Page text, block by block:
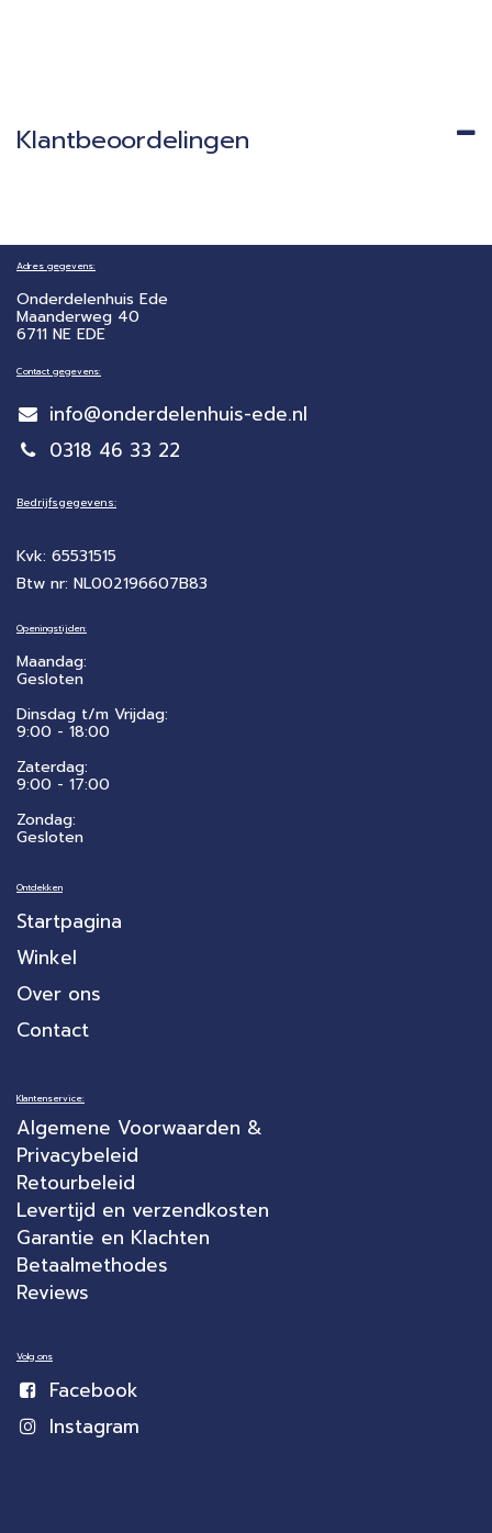
Klantbeoordelingen
Adres gegevens:
Onderdelenhuis Ede
Maanderweg 40
6711 NE EDE
Contact gegevens:
info@onderdelenhuis-ede.nl
0318 46 33 22
Bedrijfsgegevens:
Kvk: 65531515
Btw nr: NL002196607B83
Openingstijden:
Maandag:
Gesloten
Dinsdag t/m Vrijdag:
9:00 - 18:00
Zaterdag:
​9:00 - 17:00
Zondag:
Gesloten
Ontdekken
Startpagina
Winkel
Over ons
Contact
Klantenservice:
Algemene Voorwaarden &
Privacybeleid
Retourbeleid
Levertijd en verzendkosten
Garantie en Klachten
Betaalmethodes
Reviews
Volg ons
Facebook
Instagram